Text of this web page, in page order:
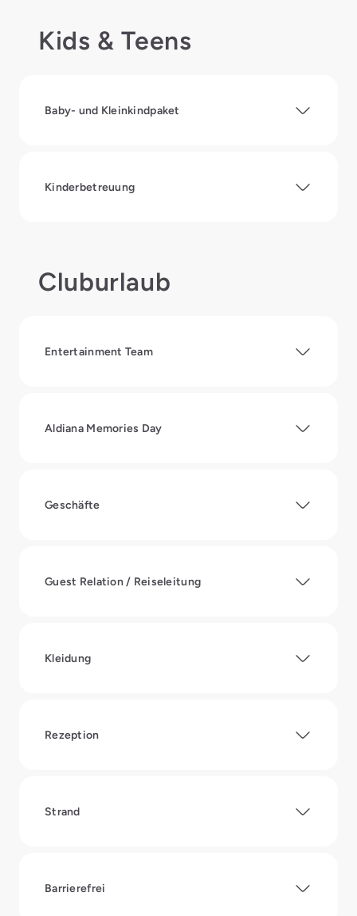
Kids & Teens
Baby- und Kleinkindpaket
Kinderbetreuung
Cluburlaub
Entertainment Team
Aldiana Memories Day
Geschäfte
Guest Relation / Reiseleitung
Kleidung
Rezeption
Strand
Barrierefrei